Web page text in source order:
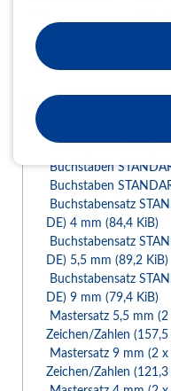
Mastersatz 9
mm
mm
INFORMATIONEN
Buchstaben
Buchstaben
Buchstabensatz
DE) 4 mm(84,4 KiB)
Buchstabensatz
DE) 5,5 mm(89,2 KiB)
Buchstabensatz
DE) 9 mm(79,4 KiB)
Mastersatz 5,5 mm
Zeichen/Zahlen(157,5
Mastersatz 9 mm (2
Zeichen/Zahlen(121,3